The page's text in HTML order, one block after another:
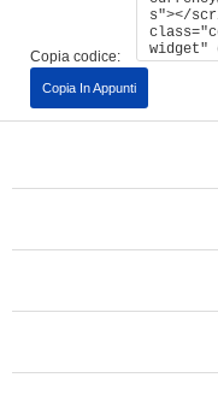
Copia codice:
Copia In Appunti